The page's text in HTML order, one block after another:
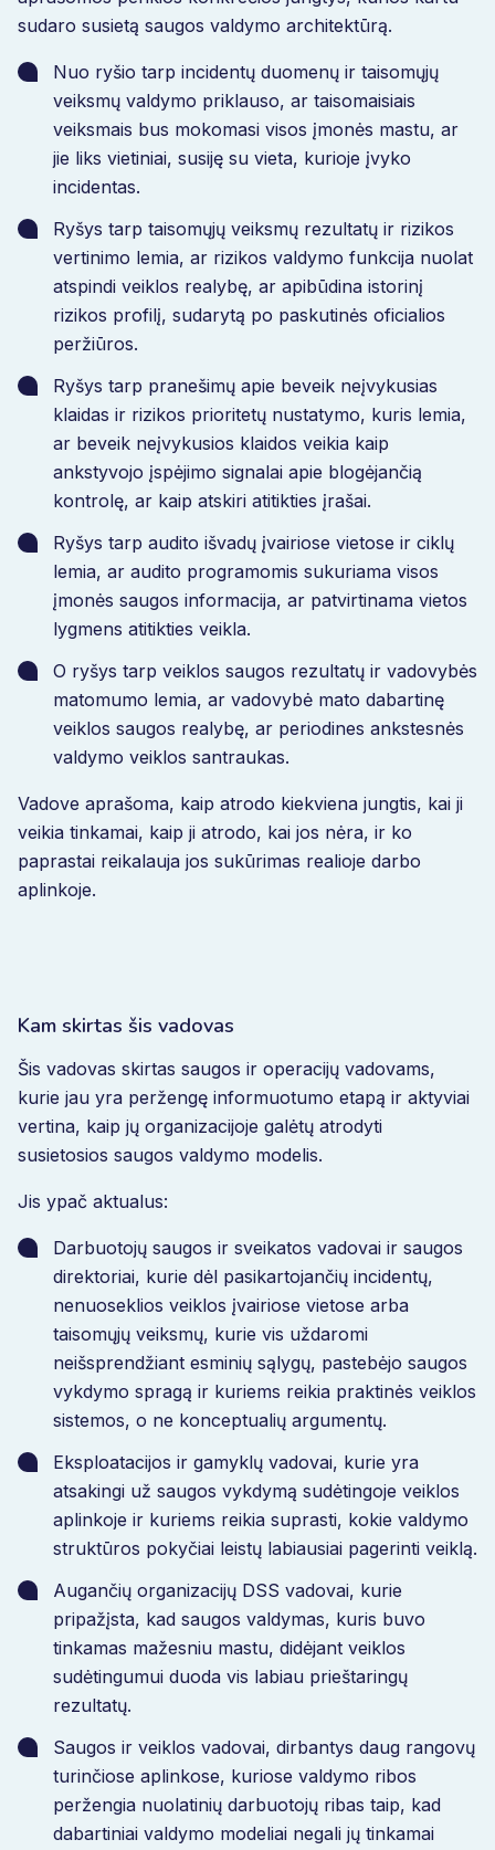
sudaro susietą saugos valdymo architektūrą.
Nuo ryšio tarp incidentų duomenų ir taisomųjų
veiksmų valdymo priklauso, ar taisomaisiais
veiksmais bus mokomasi visos įmonės mastu, ar
jie liks vietiniai, susiję su vieta, kurioje įvyko
incidentas.
Ryšys tarp taisomųjų veiksmų rezultatų ir rizikos
vertinimo lemia, ar rizikos valdymo funkcija nuolat
atspindi veiklos realybę, ar apibūdina istorinį
rizikos profilį, sudarytą po paskutinės oficialios
peržiūros.
Ryšys tarp pranešimų apie beveik neįvykusias
klaidas ir rizikos prioritetų nustatymo, kuris lemia,
ar beveik neįvykusios klaidos veikia kaip
ankstyvojo įspėjimo signalai apie blogėjančią
kontrolę, ar kaip atskiri atitikties įrašai.
Ryšys tarp audito išvadų įvairiose vietose ir ciklų
lemia, ar audito programomis sukuriama visos
įmonės saugos informacija, ar patvirtinama vietos
lygmens atitikties veikla.
O ryšys tarp veiklos saugos rezultatų ir vadovybės
matomumo lemia, ar vadovybė mato dabartinę
veiklos saugos realybę, ar periodines ankstesnės
valdymo veiklos santraukas.
Vadove aprašoma, kaip atrodo kiekviena jungtis, kai ji
veikia tinkamai, kaip ji atrodo, kai jos nėra, ir ko
paprastai reikalauja jos sukūrimas realioje darbo
aplinkoje.
Kam skirtas šis vadovas
Šis vadovas skirtas saugos ir operacijų vadovams,
kurie jau yra peržengę informuotumo etapą ir aktyviai
vertina, kaip jų organizacijoje galėtų atrodyti
susietosios saugos valdymo modelis.
Jis ypač aktualus:
Darbuotojų saugos ir sveikatos vadovai ir saugos
direktoriai, kurie dėl pasikartojančių incidentų,
nenuoseklios veiklos įvairiose vietose arba
taisomųjų veiksmų, kurie vis uždaromi
neišsprendžiant esminių sąlygų, pastebėjo saugos
vykdymo spragą ir kuriems reikia praktinės veiklos
sistemos, o ne konceptualių argumentų.
Eksploatacijos ir gamyklų vadovai, kurie yra
atsakingi už saugos vykdymą sudėtingoje veiklos
aplinkoje ir kuriems reikia suprasti, kokie valdymo
struktūros pokyčiai leistų labiausiai pagerinti veiklą.
Augančių organizacijų DSS vadovai, kurie
pripažįsta, kad saugos valdymas, kuris buvo
tinkamas mažesniu mastu, didėjant veiklos
sudėtingumui duoda vis labiau prieštaringų
rezultatų.
Saugos ir veiklos vadovai, dirbantys daug rangovų
turinčiose aplinkose, kuriose valdymo ribos
peržengia nuolatinių darbuotojų ribas taip, kad
dabartiniai valdymo modeliai negali jų tinkamai